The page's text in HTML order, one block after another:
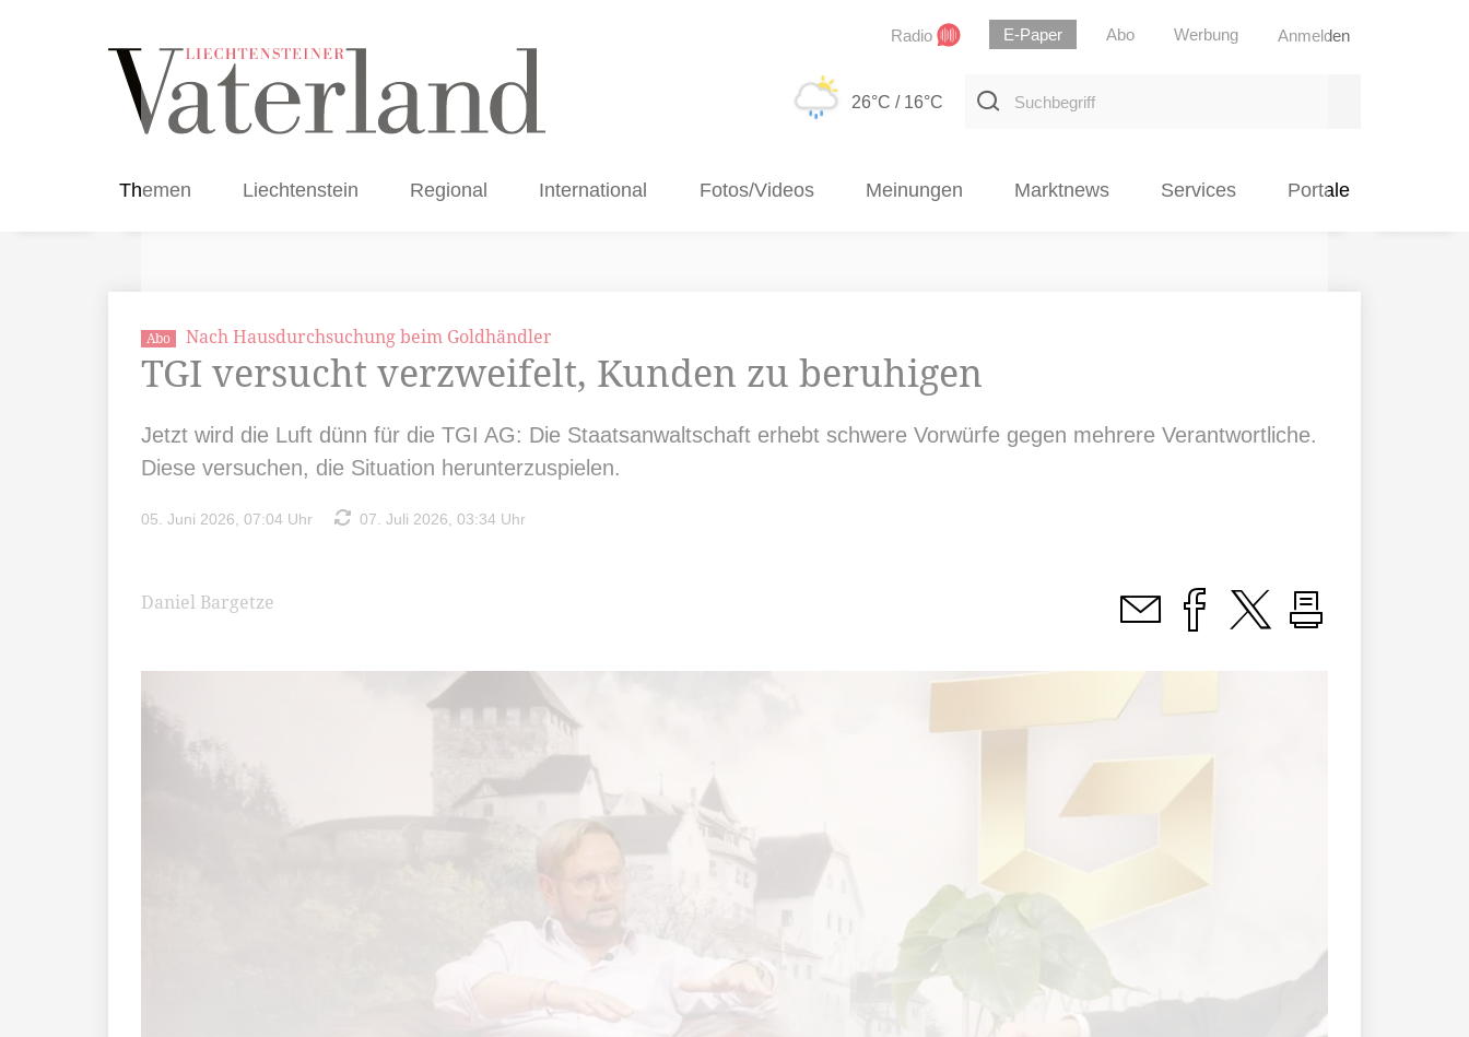
Radio E-Paper Abo Werbung Anmelden
26°C / 16°C
Suchbegriff
Themen Liechtenstein Regional International Fotos/Videos Meinungen Marktnews Services Portale
Abo Nach Hausdurchsuchung beim Goldhändler
TGI versucht verzweifelt, Kunden zu beruhigen
Jetzt wird die Luft dünn für die TGI AG: Die Staatsanwaltschaft erhebt schwere Vorwürfe gegen mehrere Verantwortliche.
Diese versuchen, die Situation herunterzuspielen.
05. Juni 2026, 07:04 Uhr 07. Juli 2026, 03:34 Uhr
Daniel Bargetze